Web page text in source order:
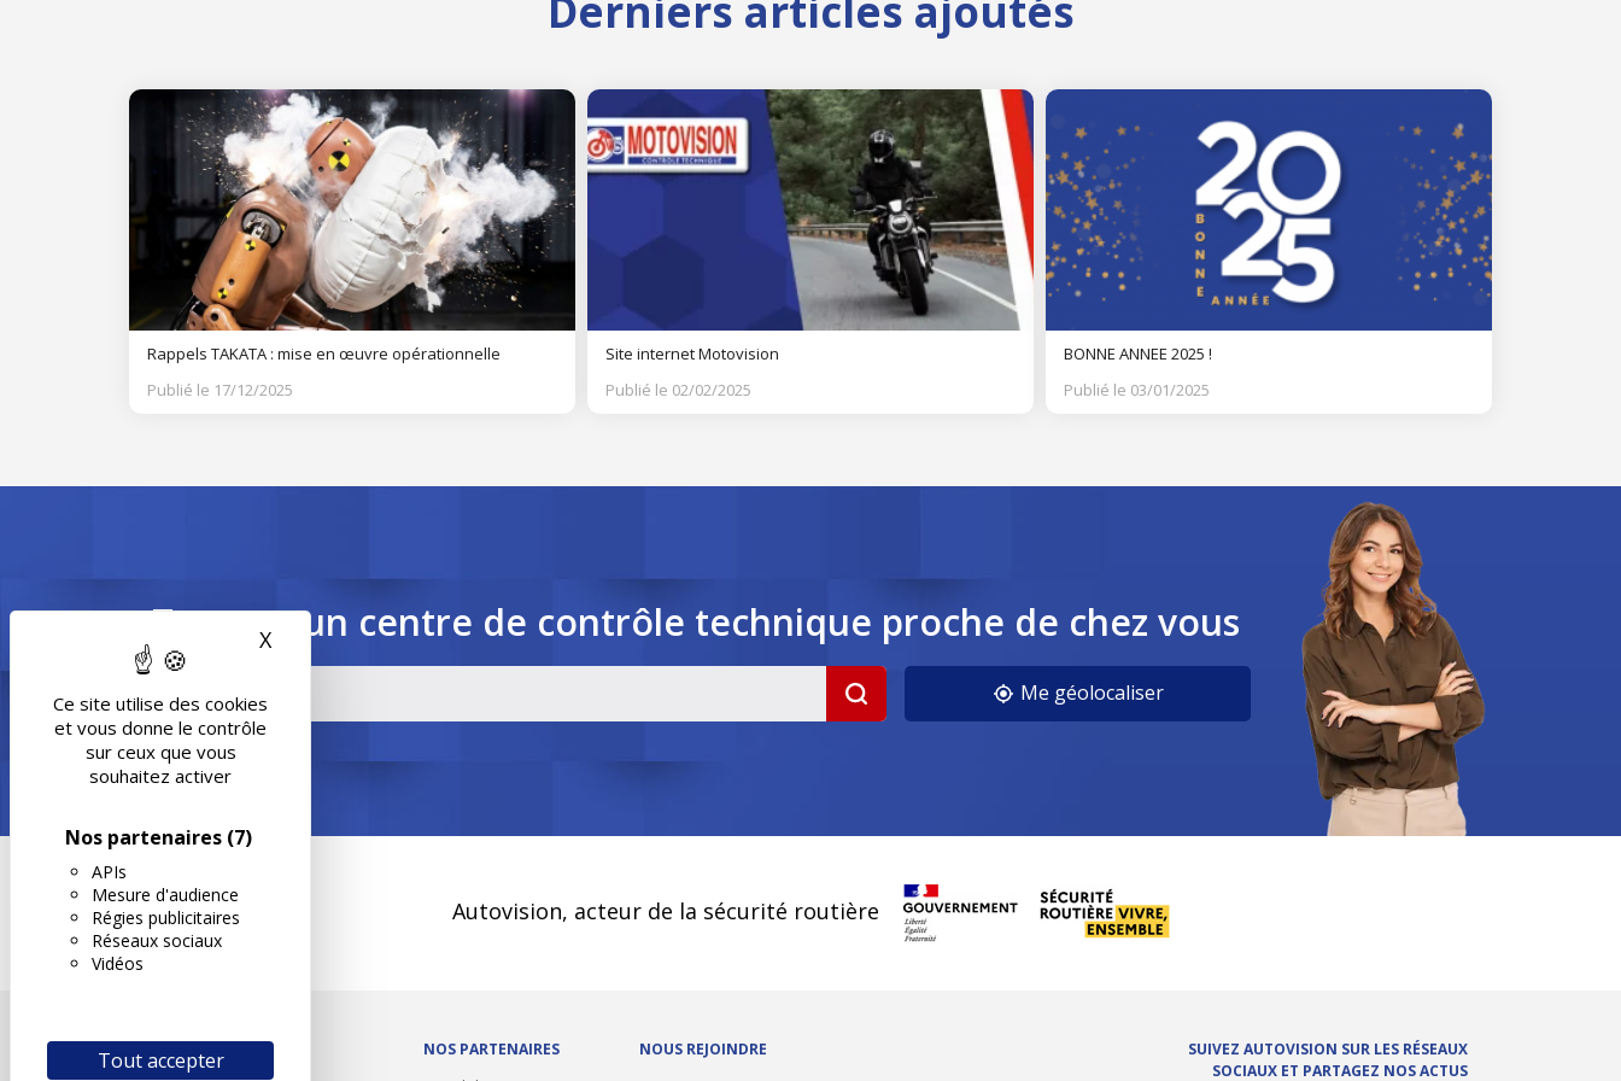
Ce site utilise des cookies
et vous donne le contrôle
sur ceux que vous
souhaitez activer
Nos partenaires (7)
APIs
Mesure d'audience
Régies publicitaires
Réseaux sociaux
Vidéos
Tout accepter
X Masquer le bandeau des cookies
Derniers articles ajoutés
Rappels TAKATA : mise en œuvre opérationnelle
Publié le 17/12/2025
Site internet Motovision
Publié le 02/02/2025
BONNE ANNEE 2025 !
Publié le 03/01/2025
Trouvez un centre de contrôle technique proche de chez vous
Me géolocaliser
Autovision, acteur de la sécurité routière
NOS PARTENAIRES
NOUS REJOINDRE
SUIVEZ AUTOVISION SUR LES RÉSEAUX
SOCIAUX ET PARTAGEZ NOS ACTUS